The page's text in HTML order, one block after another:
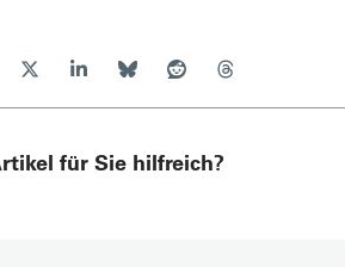
für Sie hilfreich?